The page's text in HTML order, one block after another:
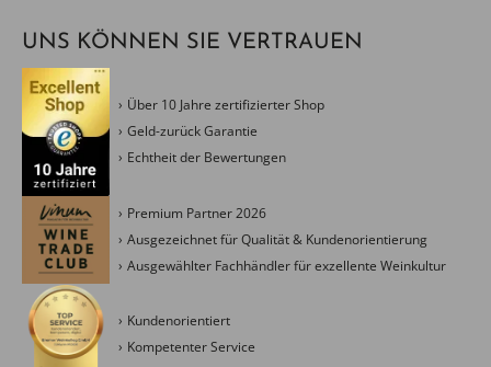
UNS KÖNNEN SIE VERTRAUEN
Über 10 Jahre zertifizierter Shop
Geld-zurück Garantie
Echtheit der Bewertungen
Premium Partner 2026
Ausgezeichnet für Qualität & Kundenorientierung
Ausgewählter Fachhändler für exzellente Weinkultur
Kundenorientiert
Kompetenter Service